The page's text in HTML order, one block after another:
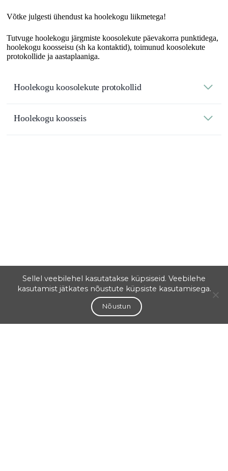
Võtke julgesti ühendust ka hoolekogu liikmetega!
Tutvuge hoolekogu järgmiste koosolekute päevakorra punktidega,
hoolekogu koosseisu (sh ka kontaktid), toimunud koosolekute
protokollide ja aastaplaaniga.
Hoolekogu koosolekute protokollid
Hoolekogu koosseis
Sellel veebilehel kasutatakse küpsiseid. Veebilehe
kasutamist jätkates nõustute küpsiste kasutamisega.
Nõustun